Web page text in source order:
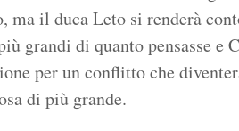
ma il duca Leto si renderà
grandi di quanto pensasse e
per un conflitto che
di più grande.